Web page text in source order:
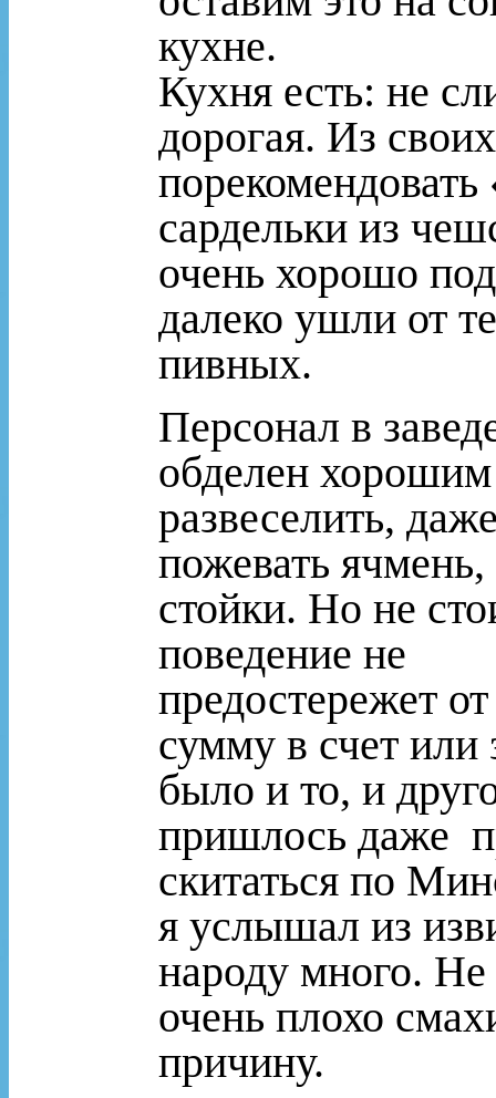
кухне.
Кухня есть: не
дорогая. Из
сардельки из
очень хорошо
далеко ушли от
пивных.
Персонал в
обделен хорошим
развеселить,
пожевать
стойки. Но не
поведение не
предостережет
сумму в счет или
было и то, и
пришлось даже
скитаться по
я услышал из
народу много. Не
очень плохо
причину.